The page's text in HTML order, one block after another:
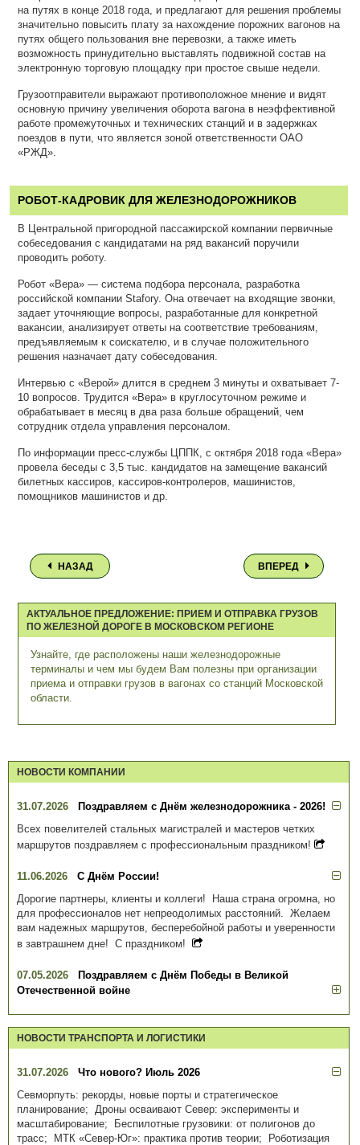
на путях в конце 2018 года, и предлагают для решения проблемы
значительно повысить плату за нахождение порожних вагонов на
путях общего пользования вне перевозки, а также иметь
возможность принудительно выставлять подвижной состав на
электронную торговую площадку при простое свыше недели.
Грузоотправители выражают противоположное мнение и видят
основную причину увеличения оборота вагона в неэффективной
работе промежуточных и технических станций и в задержках
поездов в пути, что является зоной ответственности ОАО
«РЖД».
РОБОТ-КАДРОВИК ДЛЯ ЖЕЛЕЗНОДОРОЖНИКОВ
В Центральной пригородной пассажирской компании первичные
собеседования с кандидатами на ряд вакансий поручили
проводить роботу.
Робот «Вера» — система подбора персонала, разработка
российской компании Stafory. Она отвечает на входящие звонки,
задает уточняющие вопросы, разработанные для конкретной
вакансии, анализирует ответы на соответствие требованиям,
предъявляемым к соискателю, и в случае положительного
решения назначает дату собеседования.
Интервью с «Верой» длится в среднем 3 минуты и охватывает 7-
10 вопросов. Трудится «Вера» в круглосуточном режиме и
обрабатывает в месяц в два раза больше обращений, чем
сотрудник отдела управления персоналом.
По информации пресс-службы ЦППК, с октября 2018 года «Вера»
провела беседы с 3,5 тыс. кандидатов на замещение вакансий
билетных кассиров, кассиров-контролеров, машинистов,
помощников машинистов и др.
НАЗАД ВПЕРЕД
АКТУАЛЬНОЕ ПРЕДЛОЖЕНИЕ: ПРИЕМ И ОТПРАВКА ГРУЗОВ
ПО ЖЕЛЕЗНОЙ ДОРОГЕ В МОСКОВСКОМ РЕГИОНЕ
Узнайте, где расположены наши железнодорожные
терминалы и чем мы будем Вам полезны при организации
приема и отправки грузов в вагонах со станций Московской
области.
НОВОСТИ КОМПАНИИ
31.07.2026
Поздравляем с Днём железнодорожника - 2026!
Всех повелителей стальных магистралей и мастеров четких
маршрутов поздравляем с профессиональным праздником!
11.06.2026
С Днём России!
Дорогие партнеры, клиенты и коллеги! Наша страна огромна, но
для профессионалов нет непреодолимых расстояний. Желаем
вам надежных маршрутов, бесперебойной работы и уверенности
в завтрашнем дне! С праздником!
07.05.2026
Поздравляем с Днём Победы в Великой
Отечественной войне
НОВОСТИ ТРАНСПОРТА И ЛОГИСТИКИ
31.07.2026
Что нового? Июль 2026
Севморпуть: рекорды, новые порты и стратегическое
планирование; Дроны осваивают Север: эксперименты и
масштабирование; Беспилотные грузовики: от полигонов до
трасс; МТК «Север-Юг»: практика против теории; Роботизация